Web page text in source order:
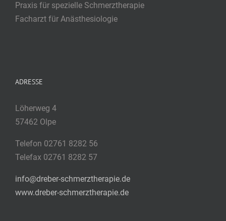
Praxis für spezielle Schmerztherapie
Facharzt für Anästhesiologie
ADRESSE
Löherweg 4
57462 Olpe
Telefon 02761 8282 56
Telefax 02761 8282 57
info@dreber-schmerztherapie.de
www.dreber-schmerztherapie.de